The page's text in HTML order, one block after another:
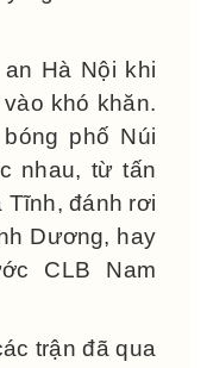
Hà Nội khi
khó khăn.
phố Núi
nhau, từ tấn
Tĩnh, đánh rơi
Dương, hay
CLB Nam
trận đã qua